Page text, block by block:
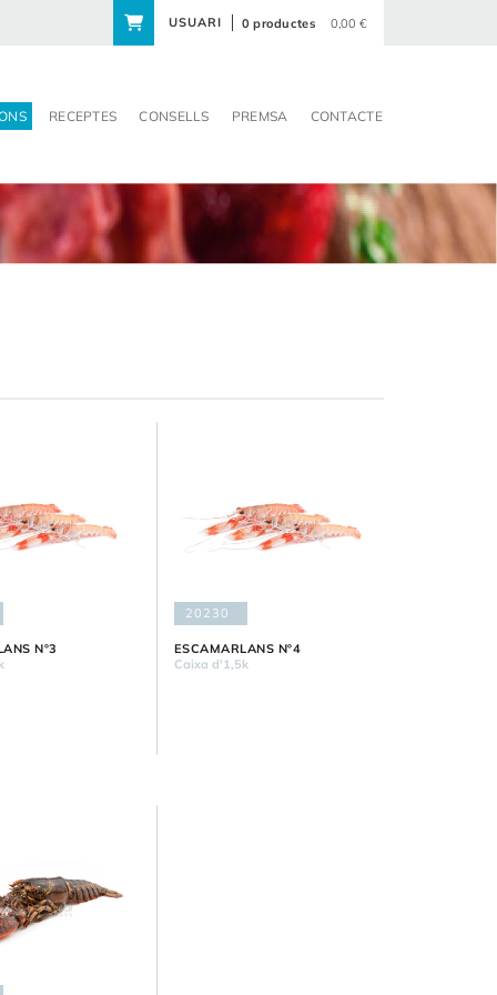
USUARI 0 productes 0,00 €
RECEPTES CONSELLS PREMSA CONTACTE
Nº3
20230
ESCAMARLANS Nº4
Caixa d'1,5k